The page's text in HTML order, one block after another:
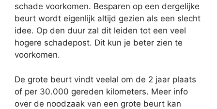
schade voorkomen. Besparen op een dergelijke
beurt wordt eigenlijk altijd gezien als een slecht
idee. Op den duur zal dit leiden tot een veel
hogere schadepost. Dit kun je beter zien te
voorkomen.
De grote beurt vindt veelal om de 2 jaar plaats
of per 30.000 gereden kilometers. Meer info
over de noodzaak van een grote beurt kan